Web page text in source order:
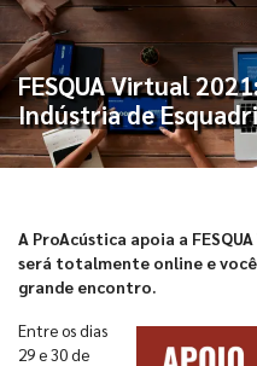
FESQUA Virtual
Indústria de
A ProAcústica apoia a
será totalmente online e
grande encontro.
Entre os dias
29 e 30 de